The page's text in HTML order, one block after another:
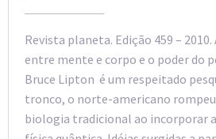
Revista planeta. Edição 459 –
entre mente e corpo e o poder do
Bruce Lipton é um respeitado
tronco, o norte-americano
biologia tradicional ao incorporar